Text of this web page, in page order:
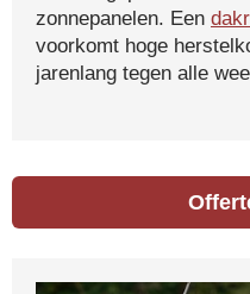
zonnepanelen. Een
voorkomt hoge
jarenlang tegen alle